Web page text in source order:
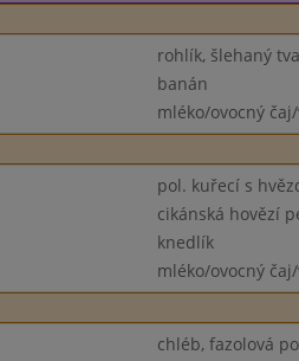
rohlík, šlehaný
banán
mléko/ovocný
pol. kuřecí s
cikánská hovězí
knedlík
mléko/ovocný
chléb, fazolová